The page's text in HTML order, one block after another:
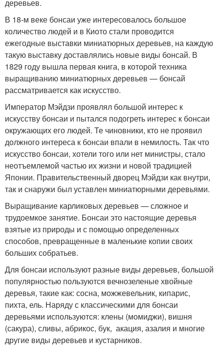
деревьев.
В 18-м веке бонсаи уже интересовалось большое
количество людей и в Киото стали проводится
ежегодные выставки миниатюрных деревьев, на каждую
такую выставку доставлялись новые виды бонсай. В
1829 году вышла первая книга, в которой техника
выращиванию миниатюрных деревьев — бонсай
рассматривается как искусство.
Император Мэйдзи проявлял большой интерес к
искусству бонсаи и пытался подогреть интерес к бонсаи
окружающих его людей. Те чиновники, кто не проявил
должного интереса к бонсаи впали в немилость. Так что
искусство бонсаи, хотели того или нет министры, стало
неотъемлемой частью их жизни и новой традицией
Японии. Правительственный дворец Мэйдзи как внутри,
так и снаружи был уставлен миниатюрными деревьями.
Выращивание карликовых деревьев — сложное и
трудоемкое занятие. Бонсаи это настоящие деревья
взятые из природы и с помощью определенных
способов, превращенные в маленькие копии своих
больших собратьев.
Для бонсаи используют разные виды деревьев, большой
популярностью пользуются вечнозеленые хвойные
деревья, такие как: сосна, можжевельник, кипарис,
пихта, ель. Наряду с классическими для бонсаи
деревьями используются: клены (момиджи), вишня
(сакура), сливы, абрикос, бук, акация, азалия и многие
другие виды деревьев и кустарников.